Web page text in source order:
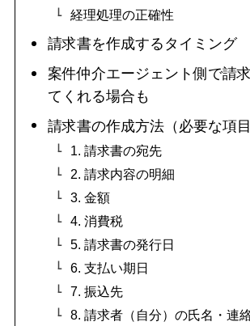
経理処理の正確性
請求書を作成するタイミング
案件仲介エージェント側で請
てくれる場合も
請求書の作成方法（必要な項目
1. 請求書の宛先
2. 請求内容の明細
3. 金額
4. 消費税
5. 請求書の発行日
6. 支払い期日
7. 振込先
8. 請求者（自分）の氏名・連